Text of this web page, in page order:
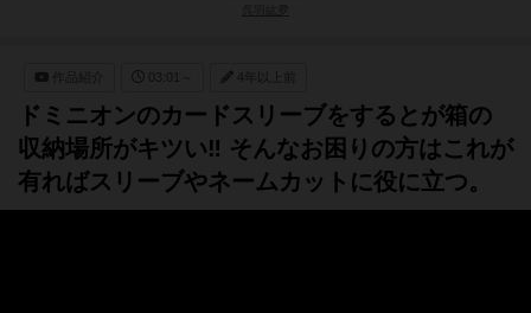
作品紹介 03:01～ 4年以上前
ドミニオンのカードスリーブをするとが箱の
収納場所がキツい‼️ そんなお困りの方はこれが
有ればスリーブやネームカットに役に立つ。